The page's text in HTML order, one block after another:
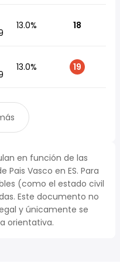
13.0% 18
13.0% 19
en función de las
Vasco en ES. Para
(como el estado civil
Este documento no
y únicamente se
orientativa.